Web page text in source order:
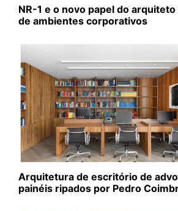
NR-1 e o novo papel do
de ambientes corporativos
Arquitetura de escritório de
painéis ripados por Pedro